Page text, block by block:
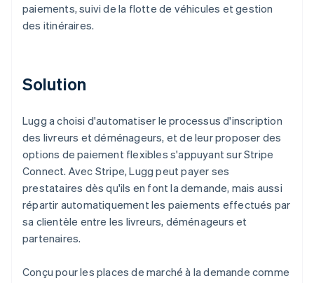
paiements, suivi de la flotte de véhicules et gestion
des itinéraires.
Solution
Lugg a choisi d'automatiser le processus d'inscription
des livreurs et déménageurs, et de leur proposer des
options de paiement flexibles s'appuyant sur Stripe
Connect. Avec Stripe, Lugg peut payer ses
prestataires dès qu'ils en font la demande, mais aussi
répartir automatiquement les paiements effectués par
sa clientèle entre les livreurs, déménageurs et
partenaires.
Conçu pour les places de marché à la demande comme